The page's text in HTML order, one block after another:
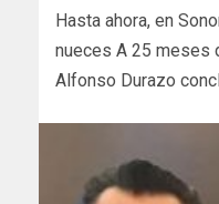
Hasta ahora, en
nueces A 25 meses
Alfonso Durazo